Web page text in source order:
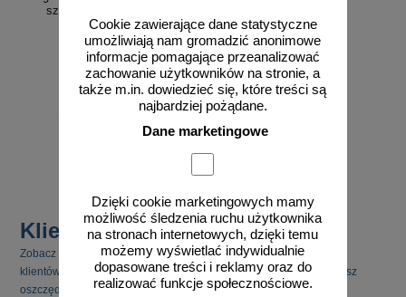
Cookie zawierające dane statystyczne
umożliwiają nam gromadzić anonimowe
informacje pomagające przeanalizować
zachowanie użytkowników na stronie, a
także m.in. dowiedzieć się, które treści są
najbardziej pożądane.
Dane marketingowe
Dzięki cookie marketingowych mamy
możliwość śledzenia ruchu użytkownika
na stronach internetowych, dzięki temu
możemy wyświetlać indywidualnie
dopasowane treści i reklamy oraz do
realizować funkcje społecznościowe.
szkolnego - znak, tablica
od 147,34 zł
119,79 zł netto
Klienci kupili również
Zobacz jakie inne produkty cieszyły się zainteresowaniem naszych
klientów. Pamiętaj, że kupując kilka produktów jednocześnie możesz
oszczędzić na kosztach transportu.